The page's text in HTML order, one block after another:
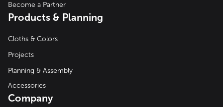
Become a Partner
Products & Planning
Cloths & Colors
Projects
Planning & Assembly
Accessories
Company